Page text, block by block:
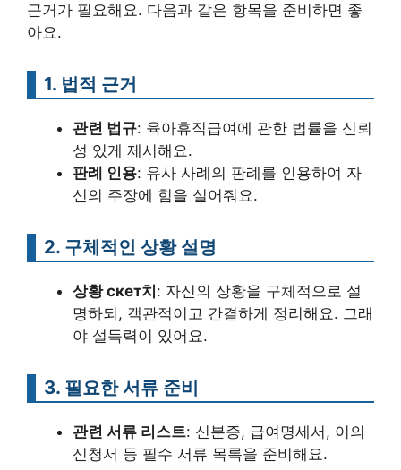
근거가 필요해요. 다음과 같은 항목을 준비하면 좋
아요.
1. 법적 근거
관련 법규: 육아휴직급여에 관한 법률을 신뢰
성 있게 제시해요.
판례 인용: 유사 사례의 판례를 인용하여 자
신의 주장에 힘을 실어줘요.
2. 구체적인 상황 설명
상황 скет치 : 자신의 상황을 구체적으로 설
명하되, 객관적이고 간결하게 정리해요. 그래
야 설득력이 있어요.
3. 필요한 서류 준비
관련 서류 리스트: 신분증, 급여명세서, 이의
신청서 등 필수 서류 목록을 준비해요.